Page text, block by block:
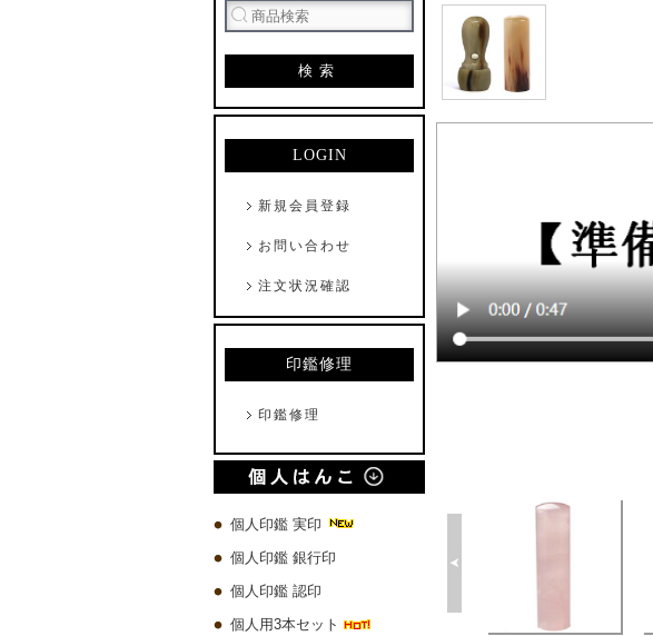
検索
LOGIN
新規会員登録
お問い合わせ
注文状況確認
印鑑修理
印鑑修理
個人印鑑 実印
個人印鑑 銀行印
個人印鑑 認印
個人用3本セット